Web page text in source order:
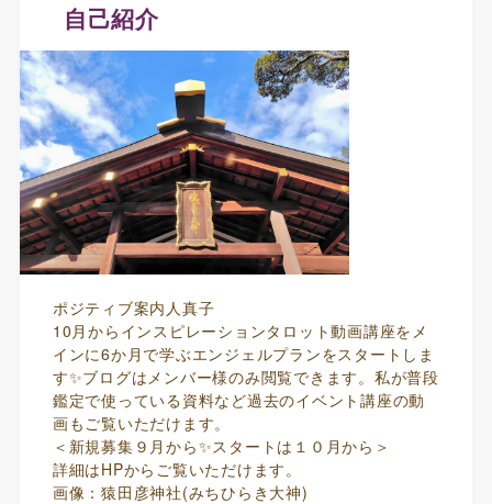
自己紹介
ポジティブ案内人真子
10月からインスピレーションタロット動画講座をメ
インに6か月で学ぶエンジェルプランをスタートしま
す✨ブログはメンバー様のみ閲覧できます。私が普段
鑑定で使っている資料など過去のイベント講座の動
画もご覧いただけます。
＜新規募集９月から✨スタートは１０月から＞
詳細はHPからご覧いただけます。
画像：猿田彦神社(みちひらき大神)